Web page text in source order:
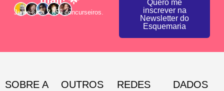
Junte-se a 2.856 concurseiros.
Quero me
inscrever na
Newsletter do
Esquemaria
SOBRE A
OUTROS
REDES
DADOS